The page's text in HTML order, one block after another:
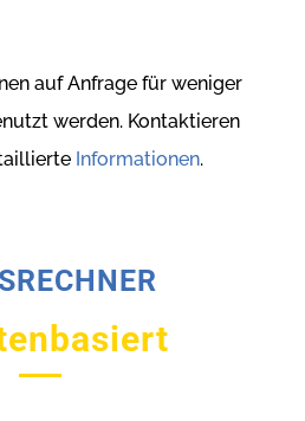
auf Anfrage für weniger
werden. Kontaktieren
Informationen.